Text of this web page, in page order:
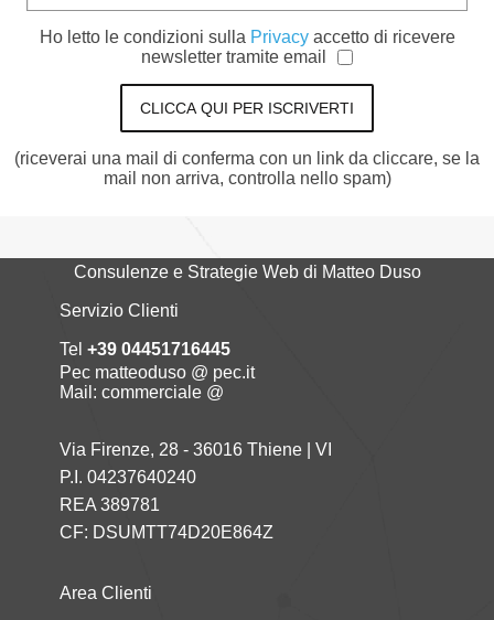
Ho letto le condizioni sulla Privacy accetto di ricevere
newsletter tramite email
CLICCA QUI PER ISCRIVERTI
(riceverai una mail di conferma con un link da cliccare, se la
mail non arriva, controlla nello spam)
Consulenze e Strategie Web di Matteo Duso
Servizio Clienti
Tel +39 04451716445
Pec matteoduso @ pec.it
Mail: commerciale @
Via Firenze, 28 - 36016 Thiene | VI
P.I. 04237640240
REA 389781
CF: DSUMTT74D20E864Z
Area Clienti